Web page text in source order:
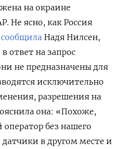
на окраине
Не ясно, как Россия
сообщила Надя Нилсен,
ответ на запрос
не предназначены для
исключительно
разрешения на
она: «Похоже,
без нашего
в другом месте и